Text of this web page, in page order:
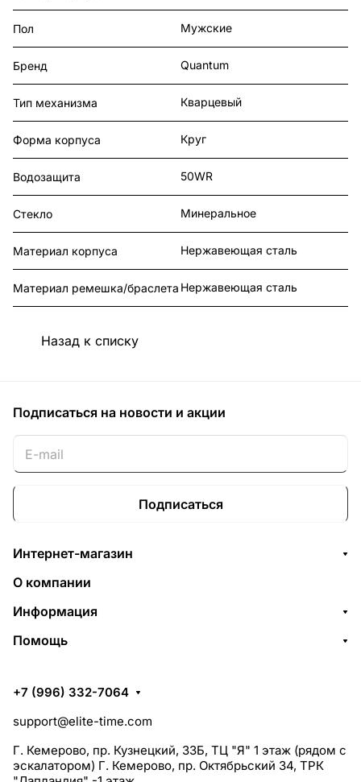
Пол Мужские
Бренд Quantum
Тип механизма Кварцевый
Форма корпуса Круг
Водозащита 50WR
Стекло Минеральное
Материал корпуса Нержавеющая сталь
Материал ремешка/браслета Нержавеющая сталь
Назад к списку
Подписаться на новости и акции
Подписаться
Интернет-магазин
О компании
Информация
Помощь
+7 (996) 332-7064
support@elite-time.com
Г. Кемерово, пр. Кузнецкий, 33Б, ТЦ "Я" 1 этаж (рядом с
эскалатором) Г. Кемерово, пр. Октябрьский 34, ТРК